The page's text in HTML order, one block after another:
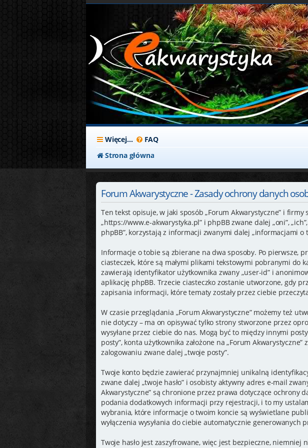
Więcej… FAQ
Strona główna
Forum Akwarystyczne - Zasady ochrony danych
Ten tekst opisuje, w jaki sposób „Forum Akwarystyczne” i firmy
„https://www.e-akwarystyka.pl” i phpBB zwane dalej „oni”,
phpBB”, korzystają z informacji zwanymi dalej „informacjami
Informacje o tobie są zbierane na dwa sposoby. Po pierwsze,
ciasteczek, które są małymi plikami tekstowymi pobranymi do
zawierają identyfikator użytkownika zwany „user-id” i
aplikację phpBB. Trzecie ciasteczko zostanie utworzone, gdy
zapisania informacji, które tematy zostały przez ciebie
W czasie przeglądania „Forum Akwarystyczne” możemy też
nie dotyczy – ma on opisywać tylko strony stworzone przez
wysyłane przez ciebie do nas. Mogą być to między innymi
posty”, konta użytkownika założone na „Forum
zalogowaniu zwane dalej „twoje posty”.
Twoje konto będzie zawierać przynajmniej unikalną
zwane dalej „twoje hasło” i osobisty aktywny adres e-mail
Akwarystyczne” są chronione przez prawa dotyczące ochrony
podania dodatkowych informacji przy rejestracji, i to my
wybrania, które informacje o twoim koncie są wyświetlane
wyłączenia wysyłania do ciebie automatycznie generowanych
Twoje hasło jest zaszyfrowane, więc jest bezpieczne, niemniej